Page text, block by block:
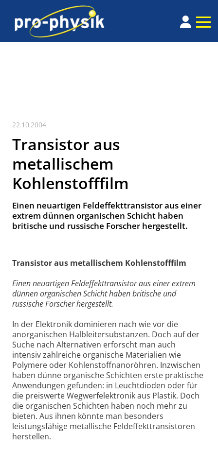
22.10.2004
Transistor aus
metallischem
Kohlenstofffilm
Einen neuartigen Feldeffekttransistor aus einer
extrem dünnen organischen Schicht haben
britische und russische Forscher hergestellt.
Transistor aus metallischem Kohlenstofffilm
Einen neuartigen Feldeffekttransistor aus einer extrem
dünnen organischen Schicht haben britische und
russische Forscher hergestellt.
In der Elektronik dominieren nach wie vor die
anorganischen Halbleitersubstanzen. Doch auf der
Suche nach Alternativen erforscht man auch
intensiv zahlreiche organische Materialien wie
Polymere oder Kohlenstoffnanoröhren. Inzwischen
haben dünne organische Schichten erste praktische
Anwendungen gefunden: in Leuchtdioden oder für
die preiswerte Wegwerfelektronik aus Plastik. Doch
die organischen Schichten haben noch mehr zu
bieten. Aus ihnen könnte man besonders
leistungsfähige metallische Feldeffekttransistoren
herstellen.